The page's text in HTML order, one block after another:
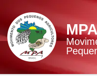
MPA